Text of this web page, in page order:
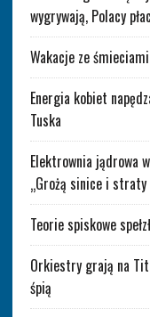
wygrywają, Polacy
Wakacje ze
Energia kobiet
Tuska
Elektrownia jądrowa
„Grożą sinice i
Teorie spiskowe
Orkiestry grają na
śpią